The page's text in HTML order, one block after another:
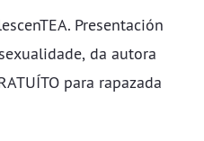
Presentación
da autora
para rapazada